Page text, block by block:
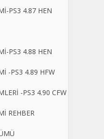
PS3 4.87 HEN
PS3 4.88 HEN
-PS3 4.89 HFW
-PS3 4.90 CFW
REHBER